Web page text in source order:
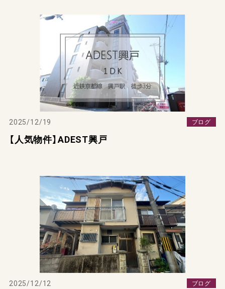
2025/12/19 ブログ
【人気物件】ADEST興戸
2025/12/12 ブログ